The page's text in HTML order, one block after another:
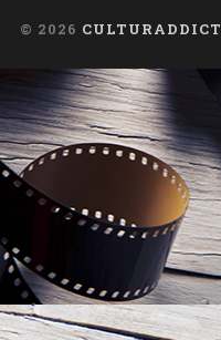
© 2026 CULTURADDICT